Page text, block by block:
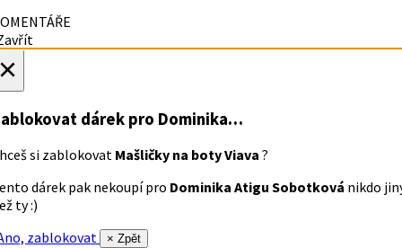
dárek pro Dominika…
si zablokovat Mašličky na boty Viava ?
dárek pak nekoupí pro Dominika Atigu Sobotková nikdo
ty :)
zablokovat
× Zpět